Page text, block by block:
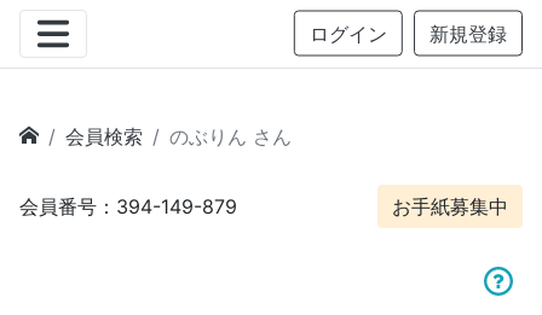
ログイン 新規登録
会員検索 のぶりん さん
会員番号：394-149-879 お手紙募集中